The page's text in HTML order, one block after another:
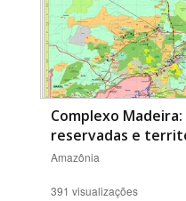
Área Protegida
Complexo
reservadas e
Amazônia
391 visualizações